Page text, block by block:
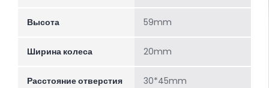
Высота 59mm
Ширина колеса 20mm
Расстояние отверстия 30*45mm